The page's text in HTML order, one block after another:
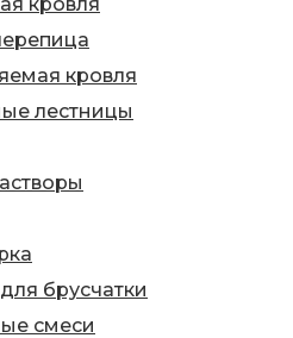
кровля
лестницы
брусчатки
смеси